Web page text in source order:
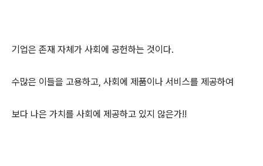
기업은 존재 자체가 사회에 공헌하는 것이다.
수많은 이들을 고용하고, 사회에 제품이나 서비스를 제공하여
보다 나은 가치를 사회에 제공하고 있지 않은가!!